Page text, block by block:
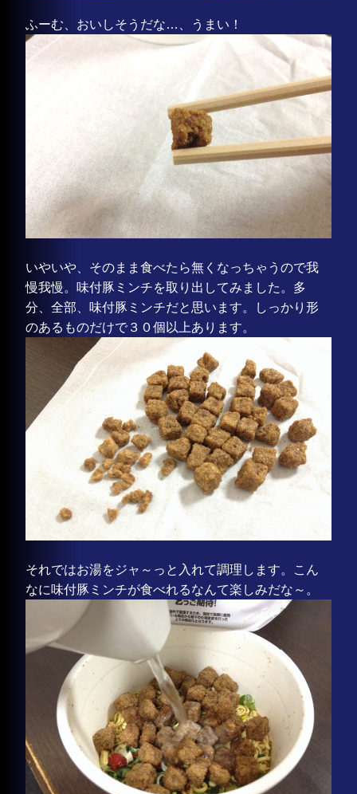
ふーむ、おいしそうだな…、うまい！
いやいや、そのまま食べたら無くなっちゃうので我
慢我慢。味付豚ミンチを取り出してみました。多
分、全部、味付豚ミンチだと思います。しっかり形
のあるものだけで３０個以上あります。
それではお湯をジャ～っと入れて調理します。こん
なに味付豚ミンチが食べれるなんて楽しみだな～。